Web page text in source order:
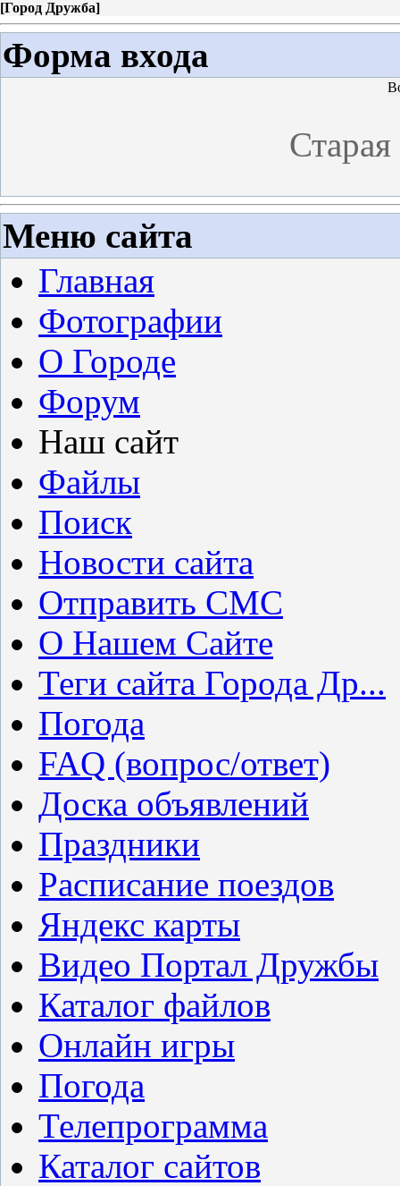
[Город Дружба]
Форма входа
Меню сайта
Главная
Фотографии
О Городе
Форум
Наш сайт
Файлы
Поиск
Новости сайта
Отправить СМС
О Нашем Сайте
Теги сайта Города Др...
Погода
FAQ (вопрос/ответ)
Доска объявлений
Праздники
Расписание поездов
Яндекс карты
Видео Портал Дружбы
Каталог файлов
Онлайн игры
Погода
Телепрограмма
Каталог сайтов